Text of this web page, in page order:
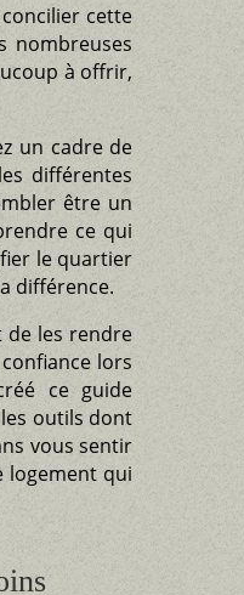
cette
nombreuses
à offrir,
un cadre de
différentes
être un
ce qui
le quartier
différence.
de les rendre
lors
ce guide
outils dont
vous sentir
logement qui